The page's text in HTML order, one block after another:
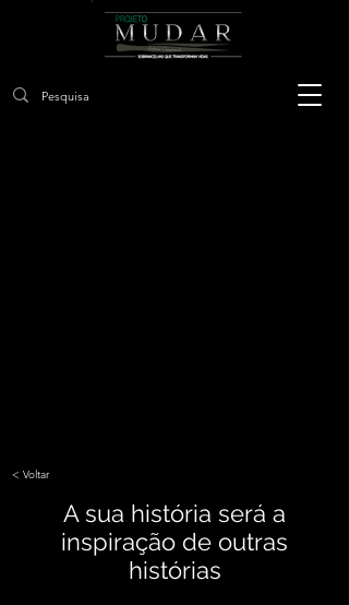
< Voltar
A sua história será a
inspiração de outras
histórias